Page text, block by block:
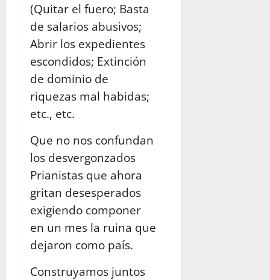
(Quitar el fuero; Basta
de salarios abusivos;
Abrir los expedientes
escondidos; Extinción
de dominio de
riquezas mal habidas;
etc., etc.
Que no nos confundan
los desvergonzados
Prianistas que ahora
gritan desesperados
exigiendo componer
en un mes la ruina que
dejaron como país.
Construyamos juntos